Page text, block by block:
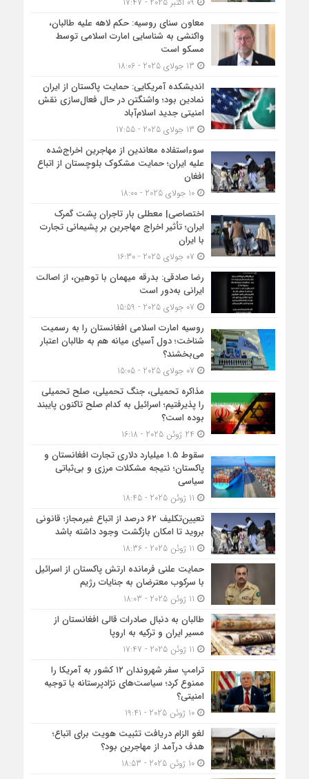
معاون سنای روسیه: حکم لاهه علیه طالبان،
واکنشی به شناسایی امارت اسلامی توسط
مسکو است
اندیشکده آمریکایی: حمایت پاکستان از ایران
نمادین بود؛ واشنگتن در حال فعال‌سازی نقش
امنیتی جدید اسلام‌آباد
سوءاستفاده معاندین از مهاجرین اخراج‌شده
علیه ایران؛ حمایت مشکوک بلوچستان از اتباع
افغان
10 جولای 2025 - 18:00
اختصاصی| معطلی بار تاجران پشت گمرک
ایران؛ تأثیر اخراج مهاجرین بر پشیمانی تجارت
با ایران
رضا صادقی: بدرقه میهمان با توهین، از اصالت
ایرانی به‌دور است
روسیه امارت اسلامی افغانستان را به رسمیت
شناخت؛ دول آسیای میانه هم به طالبان اعتبار
می‎‌بخشند؟
مذاکره تحمیلی، جنگ تحمیلی، صلح تحمیلی
را پذیرفتیم؛ اسرائیل به کدام صلح تاکنون پایبند
بوده است؟
سقوط ۱.۵ میلیارد دلاری تجارت افغانستان و
پاکستان؛ نتیجه مشکلات مرزی و بی‌ثباتی
سیاسی
تعیین‌تکلیف ۶۲ درصد از اتباع غیرمجاز؛ قانونی
بروید تا امکان بازگشت وجود داشته باشد
حمایت علنی فرمانده ارتش پاکستان از اسرائیل
با سرکوب معترضان به جنایات رژیم
طالبان به دنبال صادرات قالی افغانستان از
مسیر ایران و ترکیه به اروپا
ترامپ سفر شهروندان ۱۲ کشور به آمریکا را
ممنوع کرد؛ سیاست‌های نژادپرستانه یا توجیه
امنیتی؟
10 ژوئن 2025 - 19:41
لغو الزام دریافت تثبیت هویت برای اتباع؛
هدف درآمد از مهاجرین بود؟
10 ژوئن 2025 - 18:53